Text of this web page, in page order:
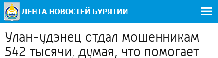
Улан-удэнец отдал мошенникам
542 тысячи, думая, что помогает